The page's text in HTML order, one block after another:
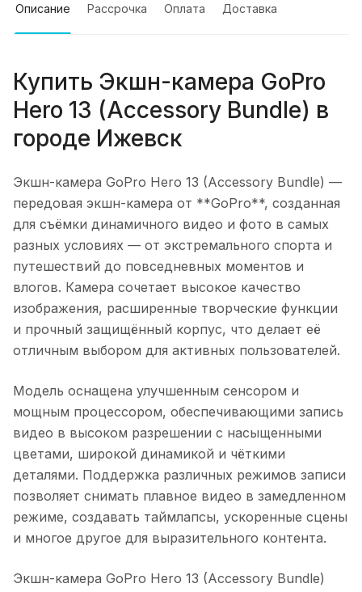
Описание Рассрочка Оплата Доставка
Купить Экшн-камера GoPro
Hero 13 (Accessory Bundle) в
городе Ижевск
Экшн-камера GoPro Hero 13 (Accessory Bundle) —
передовая экшн-камера от **GoPro**, созданная
для съёмки динамичного видео и фото в самых
разных условиях — от экстремального спорта и
путешествий до повседневных моментов и
влогов. Камера сочетает высокое качество
изображения, расширенные творческие функции
и прочный защищённый корпус, что делает её
отличным выбором для активных пользователей.
Модель оснащена улучшенным сенсором и
мощным процессором, обеспечивающими запись
видео в высоком разрешении с насыщенными
цветами, широкой динамикой и чёткими
деталями. Поддержка различных режимов записи
позволяет снимать плавное видео в замедленном
режиме, создавать таймлапсы, ускоренные сцены
и многое другое для выразительного контента.
Экшн-камера GoPro Hero 13 (Accessory Bundle)